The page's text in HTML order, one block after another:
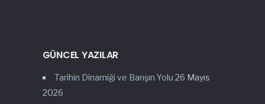
GÜNCEL YAZILAR
Tarihin Dinamiği ve Barışın Yolu 26 Mayıs
2026